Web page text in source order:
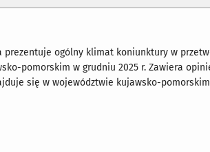
prezentuje ogólny klimat koniunktury w
pomorskim w grudniu 2025 r. Zawiera
się w województwie kujawsko-